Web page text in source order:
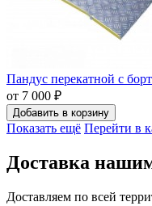
Пандус перекатной с
от 7 000 ₽
Добавить в корзину
Показать ещё Перейти в
Доставка
Доставляем по всей